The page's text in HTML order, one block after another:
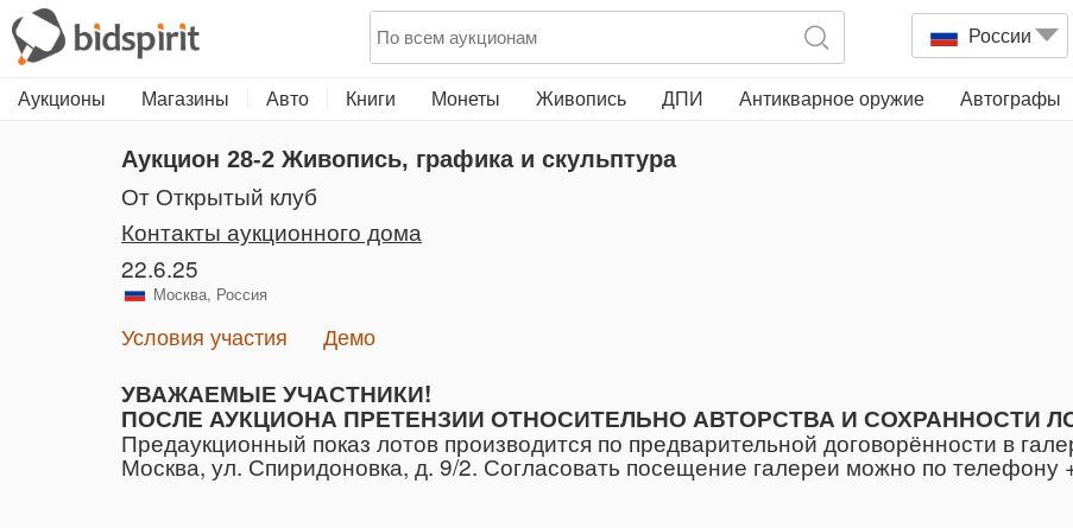
России
Аукционы Магазины Авто Книги Монеты Живопись ДПИ Антикварное оружие Автографы
Аукцион 28-2 Живопись, графика и скульптура
от Открытый клуб
Контакты аукционного дома
22.6.25
Москва, Россия
Условия участия Демо
УВАЖАЕМЫЕ УЧАСТНИКИ!
ПОСЛЕ АУКЦИОНА ПРЕТЕНЗИИ ОТНОСИТЕЛЬНО АВТОРСТВА И СОХРАННОСТИ
Предаукционный показ лотов производится по предварительной договорённости в
Москва, ул. Спиридоновка, д. 9/2. Согласовать посещение галереи можно по телефону